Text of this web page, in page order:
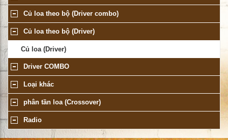
Củ loa theo bộ (Driver combo)
Củ loa theo bộ (Driver)
Củ loa (Driver)
Driver COMBO
Loại khác
phân tần loa (Crossover)
Radio